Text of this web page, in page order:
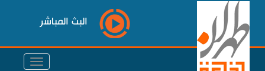
البث المباشر